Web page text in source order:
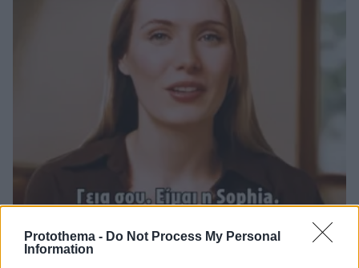
Protothema - Do Not Process My Personal
Information